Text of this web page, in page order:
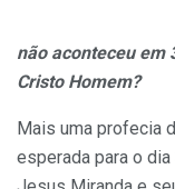
não aconteceu em
Cristo Homem?
Mais uma profecia
esperada para o